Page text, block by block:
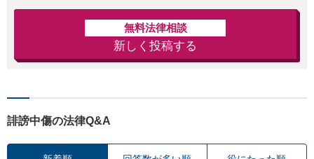
無料法律相談
新しく投稿する
誹謗中傷の法律Q&A